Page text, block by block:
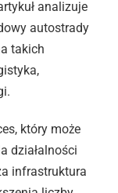
analizuje
autostrady
takich
który może
działalności
infrastruktura